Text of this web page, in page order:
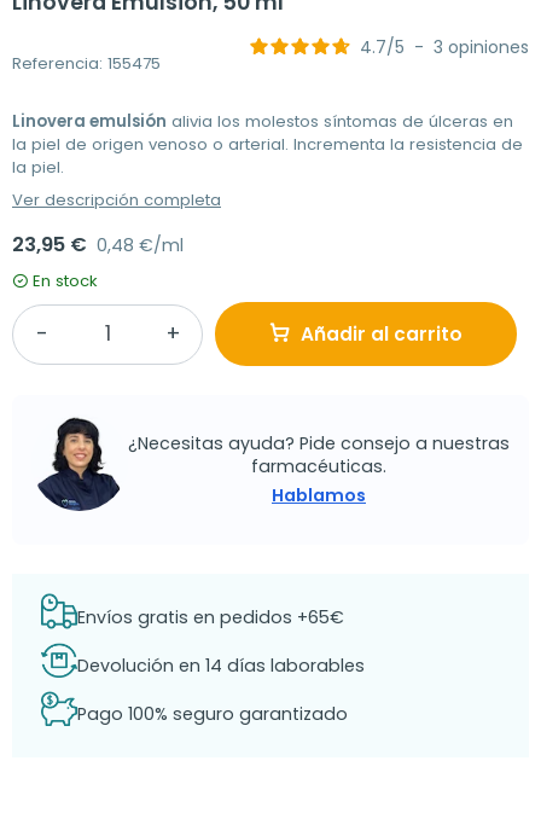
Referencia: 155475
4.7/5 - 3 opiniones
Linovera emulsión alivia los molestos síntomas de úlceras en
la piel de origen venoso o arterial. Incrementa la resistencia de
la piel.
Ver descripción completa
23,95 € 0,48 €/ml
En stock
Añadir al carrito
¿Necesitas ayuda? Pide consejo a nuestras
farmacéuticas.
Hablamos
Envíos gratis en pedidos +65€
Devolución en 14 días laborables
Pago 100% seguro garantizado